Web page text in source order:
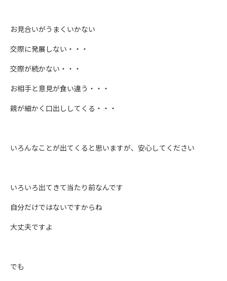
お見合いがうまくいかない
交際に発展しない・・・
交際が続かない・・・
お相手と意見が食い違う・・・
親が細かく口出ししてくる・・・
いろんなことが出てくると思いますが、安心してください
いろいろ出てきて当たり前なんです
自分だけではないですからね
大丈夫ですよ
でも